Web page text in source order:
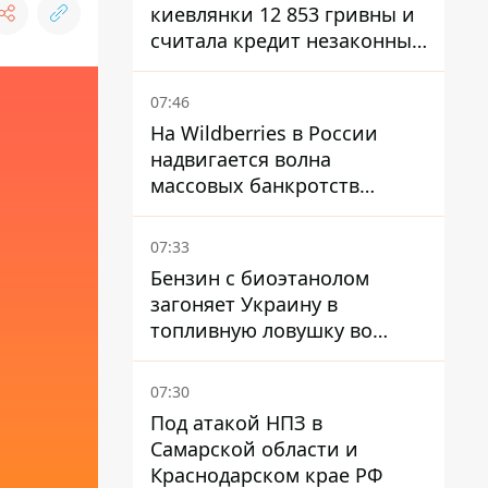
киевлянки 12 853 гривны и
считала кредит незаконным
- что решил суд
07:46
На Wildberries в России
надвигается волна
массовых банкротств
продавцов - Reuters
07:33
Бензин с биоэтанолом
загоняет Украину в
топливную ловушку во
время войны - Сергей Куюн
07:30
Под атакой НПЗ в
Самарской области и
Краснодарском крае РФ